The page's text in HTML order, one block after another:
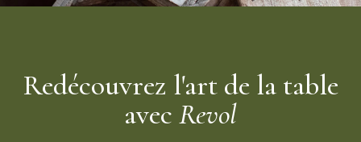
Fabriqué en France
Passe au four (300°C), et au micro-ondes
Redécouvrez l'art de la table
avec Revol